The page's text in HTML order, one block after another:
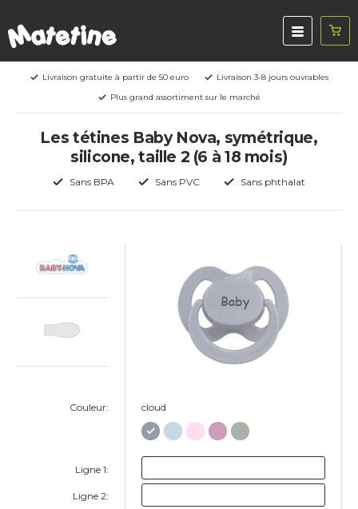
Livraison gratuite à partir de 50 euro
Livraison 3-8 jours ouvrables
Plus grand assortiment sur le marché
Les tétines Baby Nova, symétrique,
silicone, taille 2 (6 à 18 mois)
Sans BPA Sans PVC Sans phthalat
Couleur:
Ligne 1:
Ligne 2:
Baby
cloud